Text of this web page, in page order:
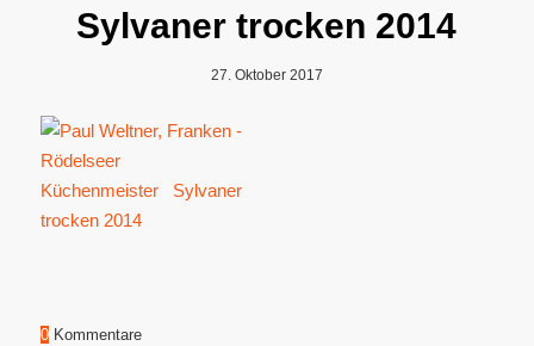
Sylvaner trocken 2014
27. Oktober 2017
0 Kommentare